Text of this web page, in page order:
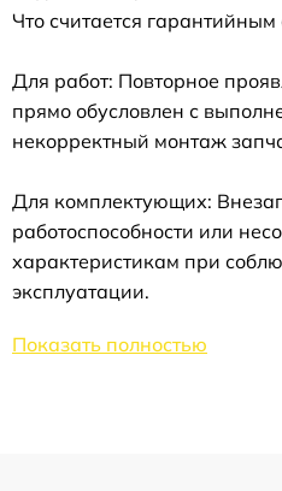
Что считается гарантийным
Для работ: Повторное
прямо обусловлен с
некорректный монтаж
Для комплектующих:
работоспособности или
характеристикам при
эксплуатации.
Показать полностью